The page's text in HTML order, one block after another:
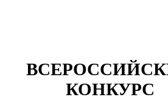
КОНКУРС